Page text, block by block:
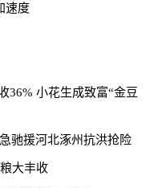
速度
36% 小花生成致富“金豆
驰援河北涿州抗洪抢险
大丰收